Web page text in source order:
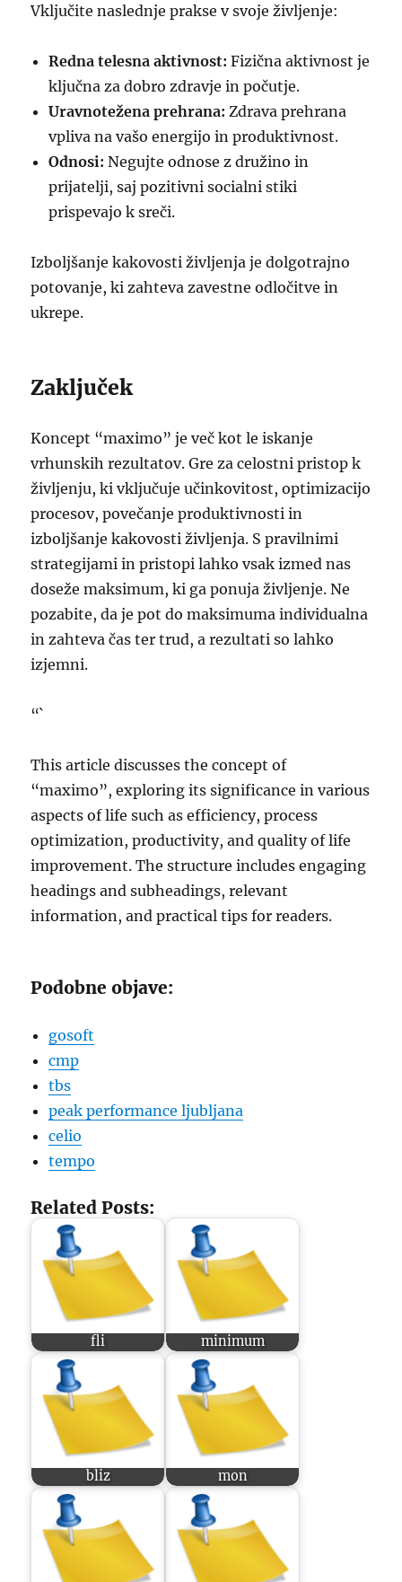
Vključite naslednje prakse v svoje življenje:
Redna telesna aktivnost: Fizična aktivnost je
ključna za dobro zdravje in počutje.
Uravnotežena prehrana: Zdrava prehrana
vpliva na vašo energijo in produktivnost.
Odnosi: Negujte odnose z družino in
prijatelji, saj pozitivni socialni stiki
prispevajo k sreči.
Izboljšanje kakovosti življenja je dolgotrajno
potovanje, ki zahteva zavestne odločitve in
ukrepe.
Zaključek
Koncept “maximo” je več kot le iskanje
vrhunskih rezultatov. Gre za celostni pristop k
življenju, ki vključuje učinkovitost, optimizacijo
procesov, povečanje produktivnosti in
izboljšanje kakovosti življenja. S pravilnimi
strategijami in pristopi lahko vsak izmed nas
doseže maksimum, ki ga ponuja življenje. Ne
pozabite, da je pot do maksimuma individualna
in zahteva čas ter trud, a rezultati so lahko
izjemni.
“`
This article discusses the concept of
“maximo”, exploring its significance in various
aspects of life such as efficiency, process
optimization, productivity, and quality of life
improvement. The structure includes engaging
headings and subheadings, relevant
information, and practical tips for readers.
Podobne objave:
gosoft
cmp
tbs
peak performance ljubljana
celio
tempo
Related Posts:
fli minimum
bliz mon